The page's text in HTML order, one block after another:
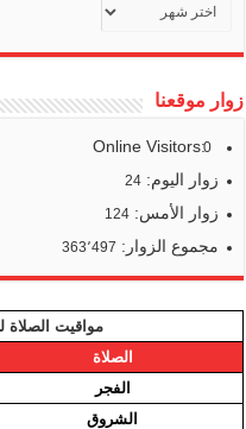
أخبارنا
زوار موقعنا
Online Visitors:
0
زوار اليوم:24
زوار الأمس:124
مجموع الزوار: 363٬497
مواقيت الصلاة لليوم 7
الصلاة
الفجر
الشروق